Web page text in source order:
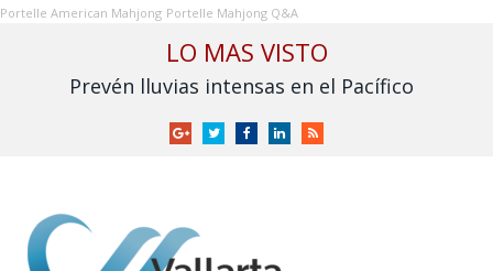
Portelle American Mahjong Portelle Mahjong Q&A
LO MAS VISTO
Prevén lluvias intensas en el Pacífico
GoogleTwitterFacebookLinkedInRSS